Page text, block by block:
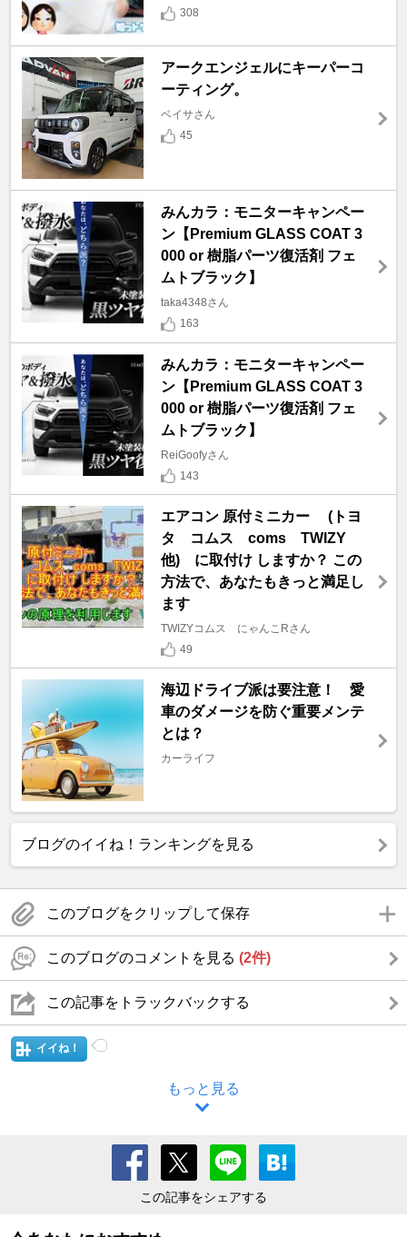
308
アークエンジェルにキーパーコ
ーティング。
ベイサさん
45
みんカラ：モニターキャンペー
ン【Premium GLASS COAT 3
000 or 樹脂パーツ復活剤 フェ
ムトブラック】
taka4348さん
163
みんカラ：モニターキャンペー
ン【Premium GLASS COAT 3
000 or 樹脂パーツ復活剤 フェ
ムトブラック】
ReiGoofyさん
143
エアコン 原付ミニカー (トヨ
タ コムス coms TWIZY
他) に取付け しますか？ この
方法で、あなたもきっと満足し
ます
TWIZYコムス にゃんこRさん
49
海辺ドライブ派は要注意！ 愛
車のダメージを防ぐ重要メンテ
とは？
カーライフ
ブログのイイね！ランキングを見る
このブログをクリップして保存
このブログのコメントを見る (2件)
この記事をトラックバックする
イイね！
もっと見る
この記事をシェアする